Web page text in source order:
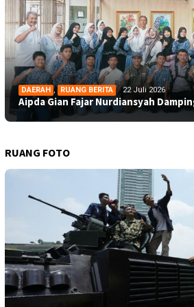
DAERAH , RUANG BERITA 22 Juli 2026
Aipda Gian Fajar Nurdiansyah
RUANG FOTO